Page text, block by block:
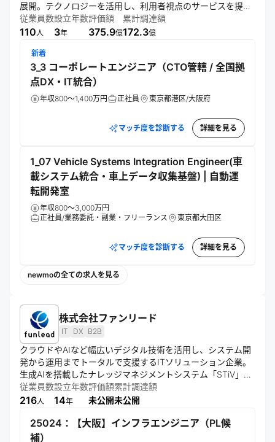
展開。テクノロジーを活用し、利用者視点のサービスを提
供。大阪から全国展開を目指し、積極的な資金調達で事業を
拡大している。
従業員数
110人
設立年数
3年
評価額
375.9億
累計調達額
172.3億
新着
3_3 コーポレートエンジニア（CTO管轄 / 全国拠
点DX・IT統合）
年収800～1,400万円 正社員 東京都港区/大阪府
マッチ度を診断する 詳細を見る
1_07 Vehicle Systems Integration Engineer(車
載システム統合・車上データ収集基盤) | 自動運
転開発室
年収800～3,000万円
正社員/業務委託・副業・フリーランス
東京都大田区
マッチ度を診断する 詳細を見る
newmoの全ての求人を見る
株式会社ファンリード
IT DX B2B
クラウドやAIなど幅広いデジタル技術を活用し、システム開
発から運用までトータルで支援するITソリューション企業。
生成AIを搭載したナレッジマネジメントシステム「STiV」を
提供し、業界を問わず多様な企業の業務効率化と課題解決に
貢献している。特長は顧客に寄り添う伴走型アプローチで、
創を組み合わせ、企業の持続的な成長と価値創出を後押しし
ている。
従業員数
216人
設立年数
14年
評価額
未公開
累計調達額
未公開
25024：【大阪】インフラエンジニア（PL候
補）